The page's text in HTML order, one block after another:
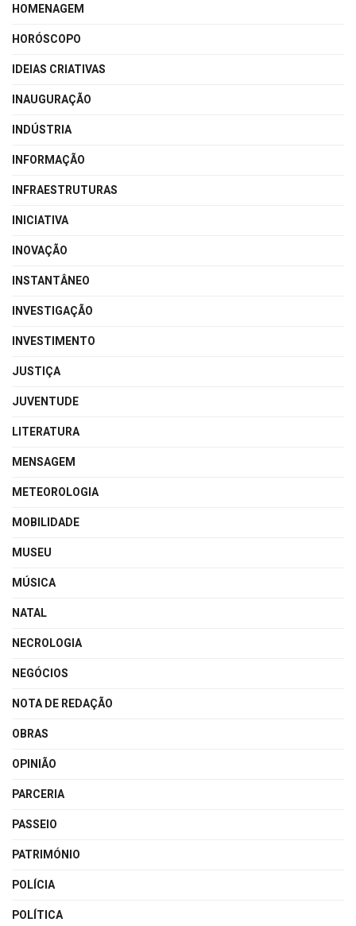
HOMENAGEM
HORÓSCOPO
IDEIAS CRIATIVAS
INAUGURAÇÃO
INDÚSTRIA
INFORMAÇÃO
INFRAESTRUTURAS
INICIATIVA
INOVAÇÃO
INSTANTÂNEO
INVESTIGAÇÃO
INVESTIMENTO
JUSTIÇA
JUVENTUDE
LITERATURA
MENSAGEM
METEOROLOGIA
MOBILIDADE
MUSEU
MÚSICA
NATAL
NECROLOGIA
NEGÓCIOS
NOTA DE REDAÇÃO
OBRAS
OPINIÃO
PARCERIA
PASSEIO
PATRIMÓNIO
POLÍCIA
POLÍTICA